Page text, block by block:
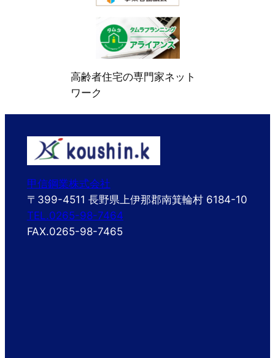
高齢者住宅の専門家ネット
ワーク
甲信鋼業株式会社
〒399-4511 長野県上伊那郡南箕輪村 6184-10
TEL.0265-98-7464
FAX.0265-98-7465